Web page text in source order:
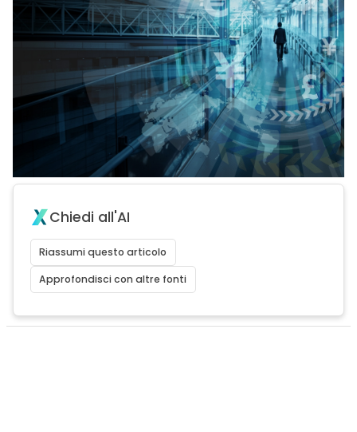
Chiedi all'AI
Riassumi questo articolo
Approfondisci con altre fonti